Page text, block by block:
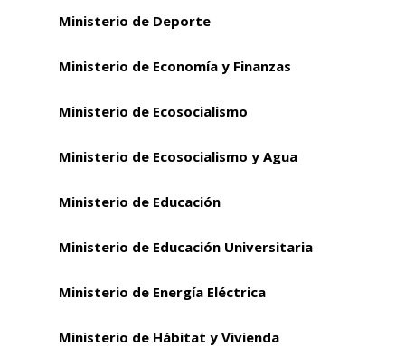
Ministerio de Deporte
Ministerio de Economía y Finanzas
Ministerio de Ecosocialismo
Ministerio de Ecosocialismo y Agua
Ministerio de Educación
Ministerio de Educación Universitaria
Ministerio de Energía Eléctrica
Ministerio de Hábitat y Vivienda